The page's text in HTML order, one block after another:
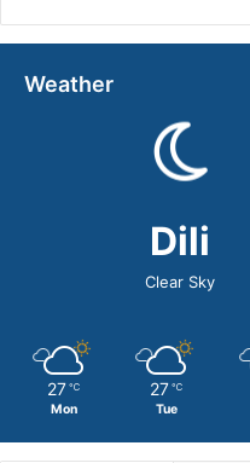
Weather
Dili
Clear Sky
27 ℃
Mon
27 ℃
Tue